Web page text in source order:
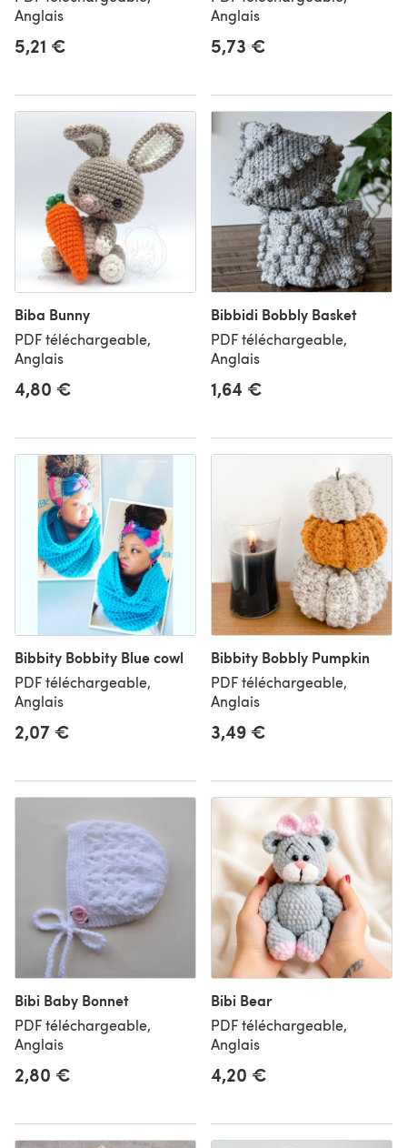
Anglais
5,21 €
Anglais
5,73 €
Biba Bunny
PDF téléchargeable,
Anglais
4,80 €
Bibbidi Bobbly Basket
PDF téléchargeable,
Anglais
1,64 €
Bibbity Bobbity Blue cowl
PDF téléchargeable,
Anglais
2,07 €
Bibbity Bobbly Pumpkin
PDF téléchargeable,
Anglais
3,49 €
Bibi Baby Bonnet
PDF téléchargeable,
Anglais
2,80 €
Bibi Bear
PDF téléchargeable,
Anglais
4,20 €